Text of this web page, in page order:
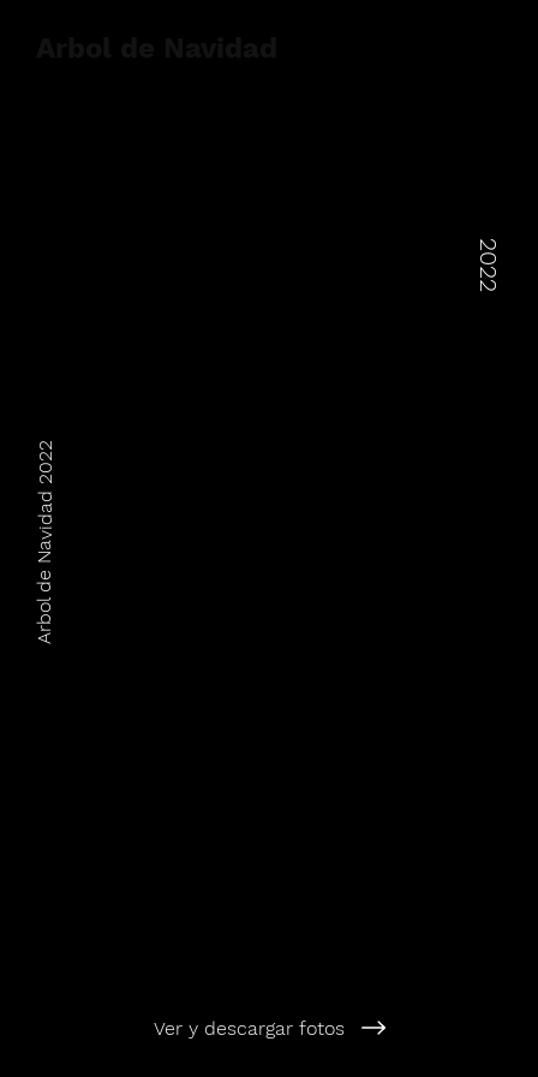
Ver y descargar fotos
Arbol de Navidad 2022
2022